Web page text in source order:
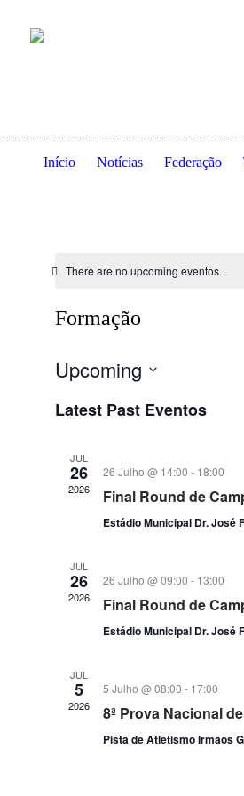
Início Notícias Federação
There are no upcoming eventos.
Formação
Upcoming
data
Latest Past Eventos
JUL
26
2026
26 Julho @ 14:00 - 18:00
Final Round de
Estádio Municipal Dr. José
JUL
26
2026
26 Julho @ 09:00 - 13:00
Final Round de
Estádio Municipal Dr. José
JUL
5
2026
5 Julho @ 08:00 - 17:00
8ª Prova Nacional
Pista de Atletismo Irmãos